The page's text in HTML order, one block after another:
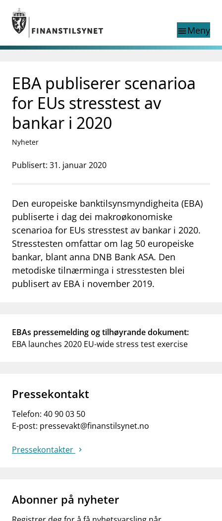
Gå til hovedinnhold
Gå til søkesiden
menuMeny
nettstedet
language
English
exist in English
English home page
Aktuelt
Finanstilsynets registre
mail_outlineKontakt oss
work_outlineJobb hos oss
dashboardInformasjon for investorer
notifications_noneAbonner på nyhetsvarsel
EBA publiserer scenarioa
for EUs stresstest av
bankar i 2020
Nyheter
Publisert: 31. januar 2020
Den europeiske banktilsynsmyndigheita (EBA)
publiserte i dag dei makroøkonomiske
scenarioa for EUs stresstest av bankar i 2020.
Stresstesten omfattar om lag 50 europeiske
bankar, blant anna DNB Bank ASA. Den
metodiske tilnærminga i stresstesten blei
publisert av EBA i november 2019.
EBAs pressemelding og tilhøyrande dokument:
EBA launches 2020 EU-wide stress test exercise
Pressekontakt
Telefon: 40 90 03 50
E-post: pressevakt@finanstilsynet.no
Pressekontakter
Abonner på nyheter